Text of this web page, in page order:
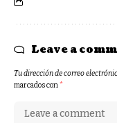
Leave a
Tu dirección de correo
marcados con*